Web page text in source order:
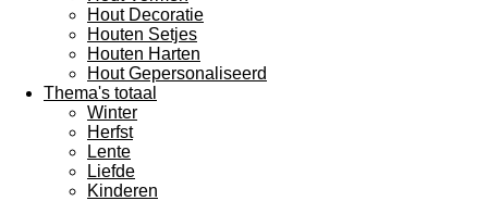
Hout Decoratie
Houten Setjes
Houten Harten
Hout Gepersonaliseerd
Thema's totaal
Winter
Herfst
Lente
Liefde
Kinderen